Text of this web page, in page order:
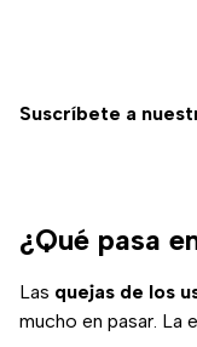
Suscríbete a
¿Qué pasa
Las quejas de los
mucho en pasar. La